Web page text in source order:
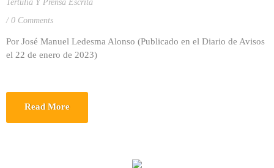
Tertulia Y Prensa Escrita
0 Comments
Por José Manuel Ledesma Alonso (Publicado en el Diario de Avisos
el 22 de enero de 2023)
Read More